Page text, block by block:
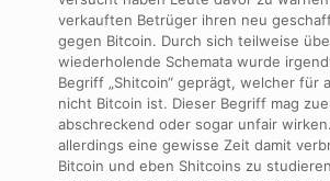
verkauften Betrüger ihren neu
gegen Bitcoin. Durch sich teilweise
wiederholende Schemata wurde
Begriff „Shitcoin“ geprägt, welcher für
nicht Bitcoin ist. Dieser Begriff mag
abschreckend oder sogar unfair
allerdings eine gewisse Zeit damit
Bitcoin und eben Shitcoins zu